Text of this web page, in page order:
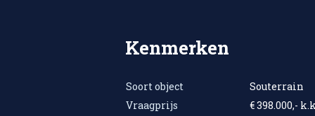
Kenmerken
Soort object
Souterrain
Vraagprijs
€ 398.000,-